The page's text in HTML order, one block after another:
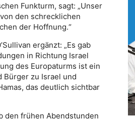
Funkturm, sagt: „Unser
den schrecklichen
der Hoffnung.“
ergänzt: „Es gab
in Richtung Israel
des Europaturms ist ein
zu Israel und
das deutlich sichtbar
den frühen Abendstunden